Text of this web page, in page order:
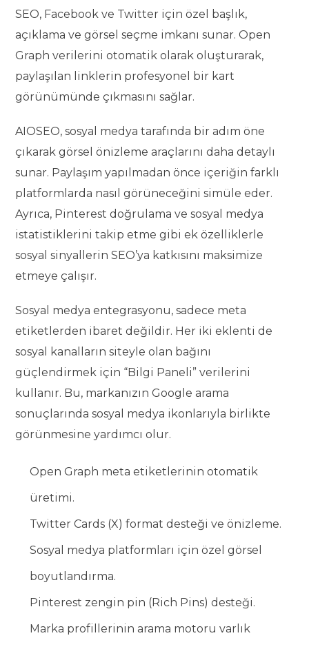
SEO, Facebook ve Twitter için özel başlık,
açıklama ve görsel seçme imkanı sunar. Open
Graph verilerini otomatik olarak oluşturarak,
paylaşılan linklerin profesyonel bir kart
görünümünde çıkmasını sağlar.
AIOSEO, sosyal medya tarafında bir adım öne
çıkarak görsel önizleme araçlarını daha detaylı
sunar. Paylaşım yapılmadan önce içeriğin farklı
platformlarda nasıl görüneceğini simüle eder.
Ayrıca, Pinterest doğrulama ve sosyal medya
istatistiklerini takip etme gibi ek özelliklerle
sosyal sinyallerin SEO’ya katkısını maksimize
etmeye çalışır.
Sosyal medya entegrasyonu, sadece meta
etiketlerden ibaret değildir. Her iki eklenti de
sosyal kanalların siteyle olan bağını
güçlendirmek için “Bilgi Paneli” verilerini
kullanır. Bu, markanızın Google arama
sonuçlarında sosyal medya ikonlarıyla birlikte
görünmesine yardımcı olur.
Open Graph meta etiketlerinin otomatik
üretimi.
Twitter Cards (X) format desteği ve önizleme.
Sosyal medya platformları için özel görsel
boyutlandırma.
Pinterest zengin pin (Rich Pins) desteği.
Marka profillerinin arama motoru varlık